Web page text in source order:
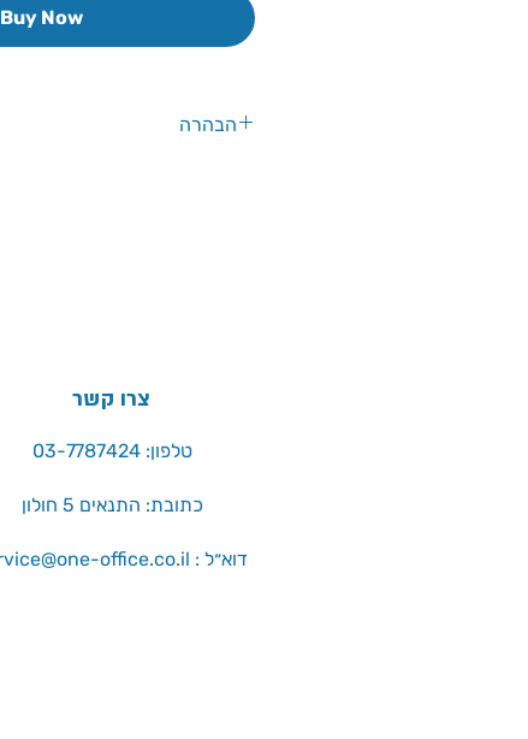
Buy Now
הבהרה
צרו קשר
טלפון: 03-7787424
כתובת: התנאים 5 חולון
service@one-office.co.il : דוא״ל